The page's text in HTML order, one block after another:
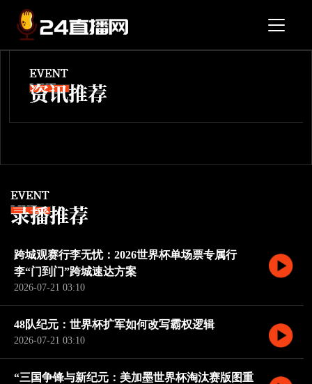
跨城观赛行李无忧：2026世界杯单场票专属行
李“门到门”跨城速达方案
2026-07-21 03:10
48队纪元：世界杯扩军如何改写霸权逻辑
2026-07-21 03:10
“三国争锋与新纪元：美加墨世界杯淘汰赛版图重